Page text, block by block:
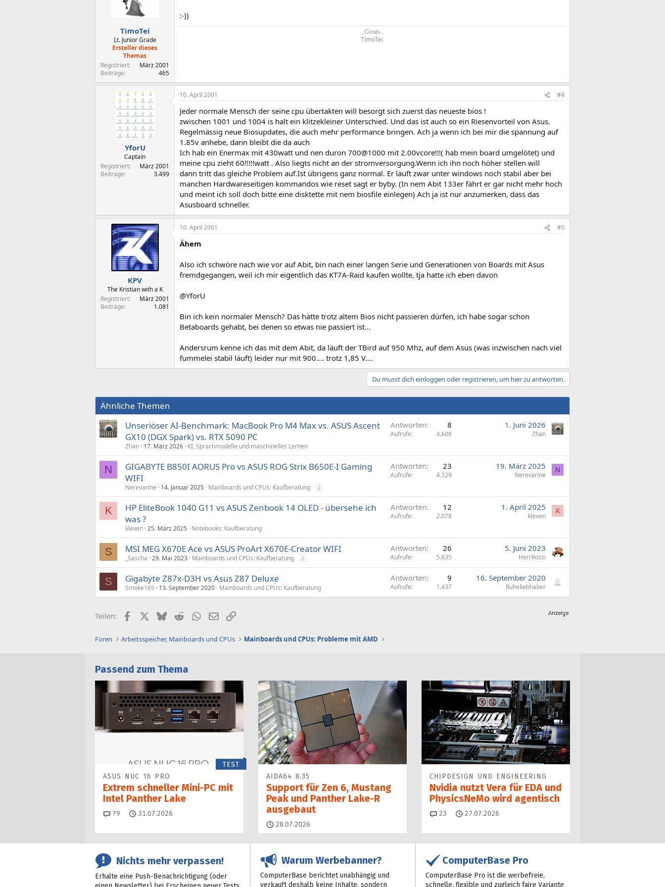
TimoTei
Lt. Junior Grade
Ersteller dieses
Themas
Registriert
März 2001
Beiträge
465
:-))
...Greats...
TimoTei​
YforU
Captain
Registriert
März 2001
Beiträge
3.499
10. April 2001 #4
Jeder normale Mensch der seine cpu übertakten will besorgt sich zuerst das neueste bios !
zwischen 1001 und 1004 is halt ein klitzekleiner Unterschied. Und das ist auch so ein Riesenvorteil von Asus.
Regelmässig neue Biosupdates, die auch mehr performance bringen. Ach ja wenn ich bei mir die spannung auf
1.85v anhebe, dann bleibt die da auch
Ich hab ein Enermax mit 430watt und nen duron 700@1000 mit 2.00vcore!!!( hab mein board umgelötet) und
meine cpu zieht 60!!!!!watt . Also liegts nicht an der stromversorgung.Wenn ich ihn noch höher stellen will
dann tritt das gleiche Problem auf.Ist übrigens ganz normal. Er läuft zwar unter windows noch stabil aber bei
manchen Hardwareseitigen kommandos wie reset sagt er byby. (In nem Abit 133er fährt er gar nicht mehr hoch
und meint ich soll doch bitte eine disktette mit nem biosfile einlegen) Ach ja ist nur anzumerken, dass das
Asusboard schneller.
KPV
The Kristian with a K
Registriert
März 2001
Beiträge
1.081
10. April 2001 #5
Ähem
Also ich schwöre nach wie vor auf Abit, bin nach einer langen Serie und Generationen von Boards mit Asus
fremdgegangen, weil ich mir eigentlich das KT7A-Raid kaufen wollte, tja hatte ich eben davon
@YforU
Bin ich kein normaler Mensch? Das hätte trotz altem Bios nicht passieren dürfen, ich habe sogar schon
Betaboards gehabt, bei denen so etwas nie passiert ist...
Andersrum kenne ich das mit dem Abit, da läuft der TBird auf 950 Mhz, auf dem Asus (was inzwischen nach viel
fummelei stabil läuft) leider nur mit 900.... trotz 1,85 V....
Du musst dich einloggen oder registrieren, um hier zu antworten.
Ähnliche Themen
Unseriöser AI-Benchmark: MacBook Pro M4 Max vs. ASUS Ascent
GX10 (DGX Spark) vs. RTX 5090 PC
Zhan 17. März 2026 KI, Sprachmodelle und maschinelles Lernen
Antworten 8
Aufrufe 4.608
1. Juni 2026
Zhan
N
GIGABYTE B850I AORUS Pro vs ASUS ROG Strix B650E-I Gaming
WIFI
Nerevarine 14. Januar 2025 Mainboards und CPUs: Kaufberatung 2
Antworten 23
Aufrufe 4.329
19. März 2025
Nerevarine
N
K
HP EliteBook 1040 G11 vs ASUS Zenbook 14 OLED - übersehe ich
was ?
klexen 25. März 2025 Notebooks: Kaufberatung
Antworten 12
Aufrufe 2.078
1. April 2025
klexen
K
S MSI MEG X670E Ace vs ASUS ProArt X670E-Creator WIFI
_Sascha 29. Mai 2023 Mainboards und CPUs: Kaufberatung 2
Antworten 26
Aufrufe 5.635
5. Juni 2023
HerrRossi
S Gigabyte Z87x-D3H vs Asus Z87 Deluxe
Smoke165 13. September 2020 Mainboards und CPUs: Kaufberatung
Antworten 9
Aufrufe 1.437
16. September 2020
Ruheliebhaber
Teilen: FacebookX (Twitter)
BlueskyRedditWhatsApp
E-MailLink
Foren Arbeitsspeicher, Mainboards und CPUs Mainboards und CPUs: Probleme mit AMD
Passend zum Thema
TEST
ASUS NUC 16 PRO
Extrem schneller Mini-PC mit
Intel Panther Lake
79 Kommentare
31.07.2026
AIDA64 8.35
Support für Zen 6, Mustang
Peak und Panther Lake-R
ausgebaut
28.07.2026
CHIPDESIGN UND ENGINEERING
Nvidia nutzt Vera für EDA und
PhysicsNeMo wird agentisch
23 Kommentare
27.07.2026
Nichts mehr verpassen!
Erhalte eine Push-Benachrichtigung (oder
Warum Werbebanner?
ComputerBase berichtet unabhängig und
verkauft deshalb keine Inhalte, sondern
ComputerBase Pro
ComputerBase Pro ist die werbefreie,
schnelle, flexible und zugleich faire Variante